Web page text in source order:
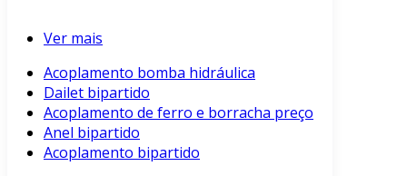
Ver mais
Acoplamento bomba hidráulica
Dailet bipartido
Acoplamento de ferro e borracha preço
Anel bipartido
Acoplamento bipartido